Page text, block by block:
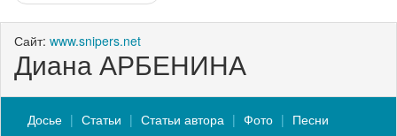
Сайт: www.snipers.net
Диана АРБЕНИНА
Досье Статьи Статьи автора Фото
Песни